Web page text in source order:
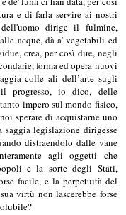
e di farla servire ai nostri
dirige il fulmine,
acque, dà a' vegetabili ed
crea, per così dire, negli
forma ed opera nuovi
colle ali dell’arte sugli
il progresso, io dico, delle
impero sul mondo fisico,
sperare di acquistarne uno
saggia legislazione dirigesse
distraendolo dalle vane
agli oggetti che
e la sorte degli Stati,
facile, e la perpetuità del
virtù non lascerebbe forse